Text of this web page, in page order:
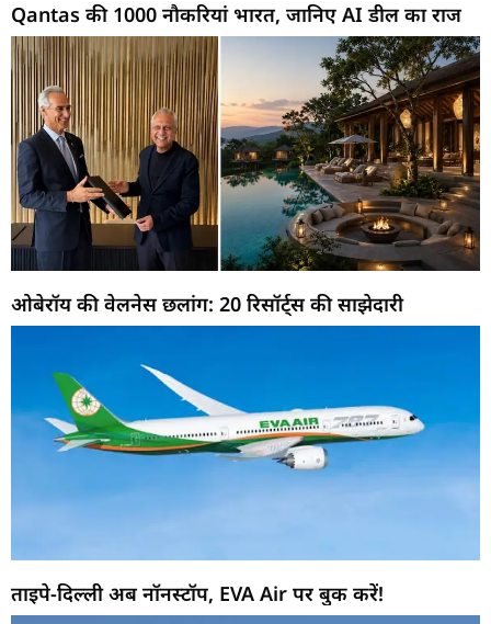
Qantas की 1000 नौकरियां भारत, जानिए AI डील का राज
ओबेरॉय की वेलनेस छलांग: 20 रिसॉर्ट्स की साझेदारी
ताइपे-दिल्ली अब नॉनस्टॉप, EVA Air पर बुक करें!